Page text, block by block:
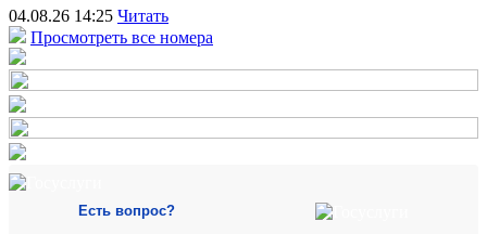
04.08.26 14:25 Читать
Просмотреть все номера
Есть вопрос?